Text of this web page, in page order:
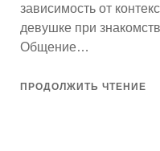
зависимость от
девушке при
Общение…
ПРОДОЛЖИТЬ ЧТЕНИЕ